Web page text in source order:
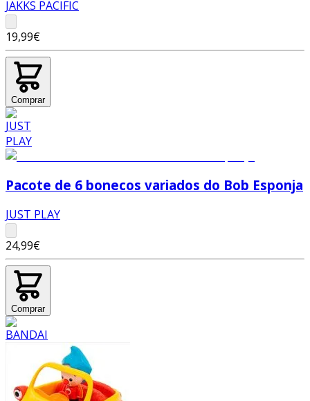
JAKKS PACIFIC
19,99€
Comprar
Pacote de 6 bonecos variados do Bob Esponja
JUST PLAY
24,99€
Comprar